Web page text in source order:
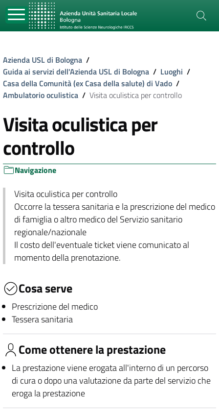
Azienda USL di Bologna /
Guida ai servizi dell'Azienda USL di Bologna / Luoghi /
Casa della Comunità (ex Casa della salute) di Vado /
Ambulatorio oculistica / Visita oculistica per controllo
Visita oculistica per
controllo
Navigazione
Visita oculistica per controllo
Occorre la tessera sanitaria e la prescrizione del medico
di famiglia o altro medico del Servizio sanitario
regionale/nazionale
Il costo dell'eventuale ticket viene comunicato al
momento della prenotazione.
Cosa serve
Prescrizione del medico
Tessera sanitaria
Come ottenere la prestazione
La prestazione viene erogata all'interno di un percorso
di cura o dopo una valutazione da parte del servizio che
eroga la prestazione